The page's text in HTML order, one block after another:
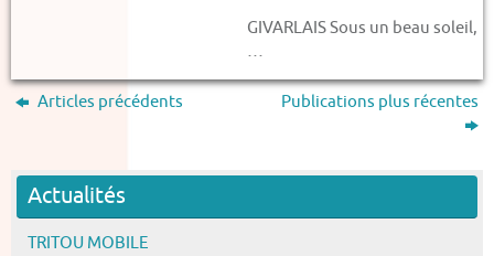
GIVARLAIS Sous un beau soleil,
…
Articles précédents Publications plus récentes
Actualités
TRITOU MOBILE